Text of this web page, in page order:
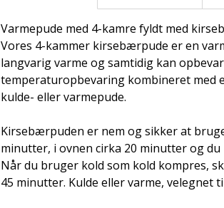
Varmepude med 4-kamre fyldt med
Vores 4-kammer kirsebærpude er en
langvarig varme og samtidig kan
temperaturopbevaring kombineret med
kulde- eller varmepude.
Kirsebærpuden er nem og sikker at
minutter, i ovnen cirka 20 minutter og
Når du bruger kold som kold kompres,
45 minutter. Kulde eller varme, velegnet